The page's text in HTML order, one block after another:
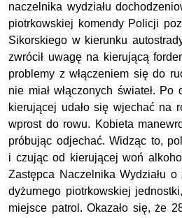
naczelnika wydziału
piotrkowskiej komendy Policji
Sikorskiego w kierunku
zwrócił uwagę na kierującą
problemy z włączeniem się do
nie miał włączonych świateł. Po
kierującej udało się wjechać na
wprost do rowu. Kobieta
próbując odjechać. Widząc to,
i czując od kierującej woń
Zastępca Naczelnika Wydziału o
dyżurnego piotrkowskiej
miejsce patrol. Okazało się, że